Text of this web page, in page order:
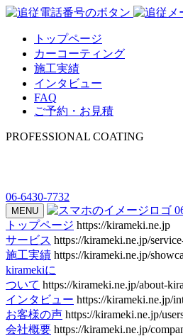
トップページ
カーコーティング
施工実績
インタビュー
FAQ
ご予約・お見積
PROFESSIONAL COATING
06-6430-7732
MENU
トップページ https://kirameki.ne.jp
サービス https://kirameki.ne.jp/
施工実績 https://kirameki.ne.jp/
kiramekiに
ついて https://kirameki.ne.jp/about-
インタビュー https://kirameki.ne.jp/
お客様の声 https://kirameki.ne.jp/
会社概要 https://kirameki.ne.jp/